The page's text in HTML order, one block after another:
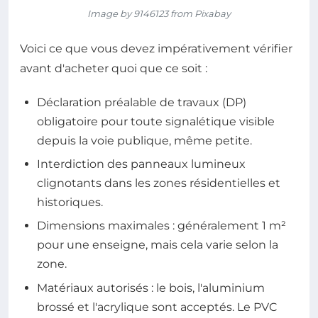
Image by 9146123 from Pixabay
Voici ce que vous devez impérativement vérifier
avant d'acheter quoi que ce soit :
Déclaration préalable de travaux (DP)
obligatoire pour toute signalétique visible
depuis la voie publique, même petite.
Interdiction des panneaux lumineux
clignotants dans les zones résidentielles et
historiques.
Dimensions maximales : généralement 1 m²
pour une enseigne, mais cela varie selon la
zone.
Matériaux autorisés : le bois, l'aluminium
brossé et l'acrylique sont acceptés. Le PVC